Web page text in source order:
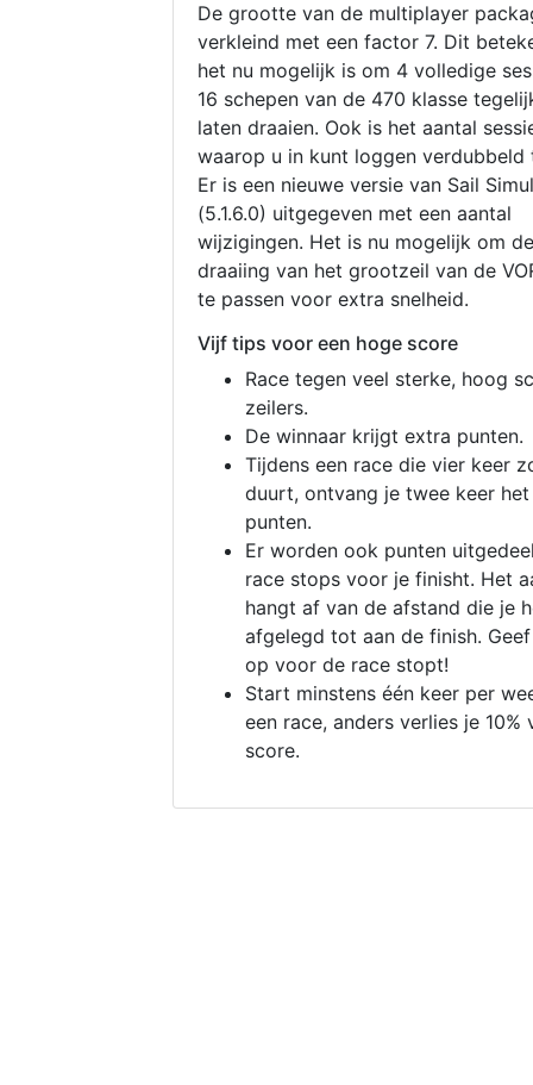
De grootte van de multiplayer
verkleind met een factor 7. Dit
het nu mogelijk is om 4 volledige
16 schepen van de 470 klasse
laten draaien. Ook is het aantal
waarop u in kunt loggen verdubbeld
Er is een nieuwe versie van Sail
(5.1.6.0) uitgegeven met een aantal
wijzigingen. Het is nu mogelijk om de
draaiing van het grootzeil van de
te passen voor extra snelheid.
Vijf tips voor een hoge score
Race tegen veel sterke, hoog
zeilers.
De winnaar krijgt extra punten.
Tijdens een race die vier keer
duurt, ontvang je twee keer
punten.
Er worden ook punten
race stops voor je finisht. Het
hangt af van de afstand die je
afgelegd tot aan de finish.
op voor de race stopt!
Start minstens één keer per
een race, anders verlies je 10%
score.